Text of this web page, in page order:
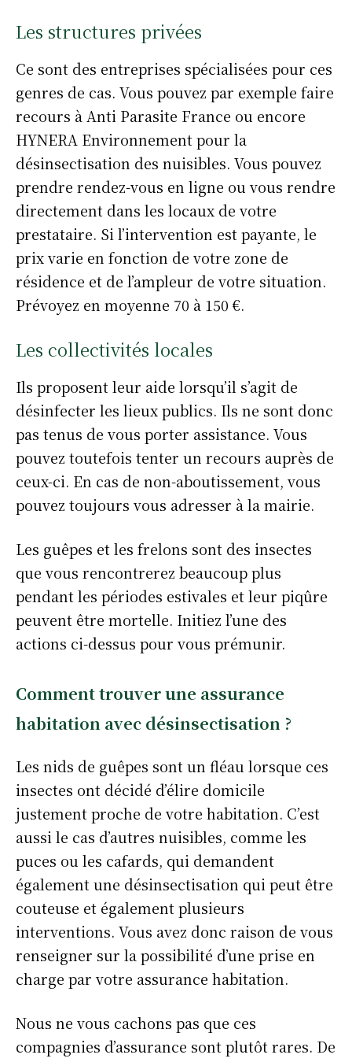
Les structures privées
Ce sont des entreprises spécialisées pour ces
genres de cas. Vous pouvez par exemple faire
recours à Anti Parasite France ou encore
HYNERA Environnement pour la
désinsectisation des nuisibles. Vous pouvez
prendre rendez-vous en ligne ou vous rendre
directement dans les locaux de votre
prestataire. Si l’intervention est payante, le
prix varie en fonction de votre zone de
résidence et de l’ampleur de votre situation.
Prévoyez en moyenne 70 à 150 €.
Les collectivités locales
Ils proposent leur aide lorsqu’il s’agit de
désinfecter les lieux publics. Ils ne sont donc
pas tenus de vous porter assistance. Vous
pouvez toutefois tenter un recours auprès de
ceux-ci. En cas de non-aboutissement, vous
pouvez toujours vous adresser à la mairie.
Les guêpes et les frelons sont des insectes
que vous rencontrerez beaucoup plus
pendant les périodes estivales et leur piqûre
peuvent être mortelle. Initiez l’une des
actions ci-dessus pour vous prémunir.
Comment trouver une assurance
habitation avec désinsectisation ?
Les nids de guêpes sont un fléau lorsque ces
insectes ont décidé d’élire domicile
justement proche de votre habitation. C’est
aussi le cas d’autres nuisibles, comme les
puces ou les cafards, qui demandent
également une désinsectisation qui peut être
couteuse et également plusieurs
interventions. Vous avez donc raison de vous
renseigner sur la possibilité d’une prise en
charge par votre assurance habitation.
Nous ne vous cachons pas que ces
compagnies d’assurance sont plutôt rares. De